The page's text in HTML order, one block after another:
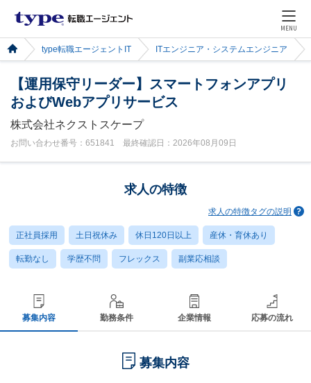
MENU
type転職エージェントIT ITエンジニア・システムエンジニア
【運用保守リーダー】スマートフォンアプリ
およびWebアプリサービス
株式会社ネクストスケープ
お問い合わせ番号：651841 最終確認日：2026年08月09日
求人の特徴
求人の特徴タグの説明
正社員採用 土日祝休み 休日120日以上 産休・育休あり
転勤なし 学歴不問 フレックス 副業応相談
募集内容 勤務条件 企業情報 応募の流れ
募集内容